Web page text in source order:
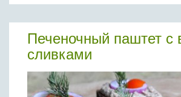
Печеночный паштет с
сливками